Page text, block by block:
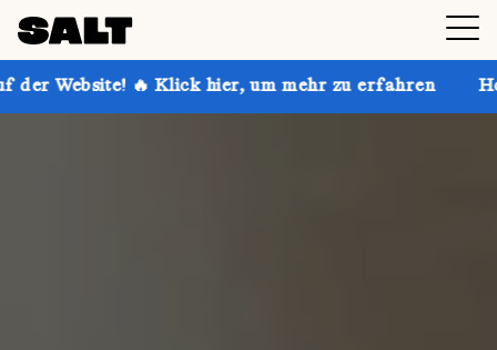
Klick hier, um mehr zu erfahren Hol dir bis zu 30